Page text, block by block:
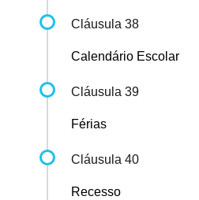
Cláusula 38
Calendário Escolar
Cláusula 39
Férias
Cláusula 40
Recesso